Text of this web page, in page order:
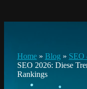
Home » Blog » SEO
SEO 2026: Diese
Rankings